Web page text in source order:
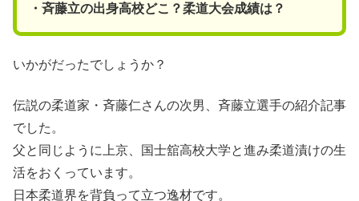
・斉藤立の出身高校どこ？柔道大会成績は？
いかがだったでしょうか？
伝説の柔道家・斉藤仁さんの次男、斉藤立選手の紹介記事
でした。
父と同じように上京、国士舘高校大学と進み柔道漬けの生
活をおくっています。
日本柔道界を背負って立つ逸材です。